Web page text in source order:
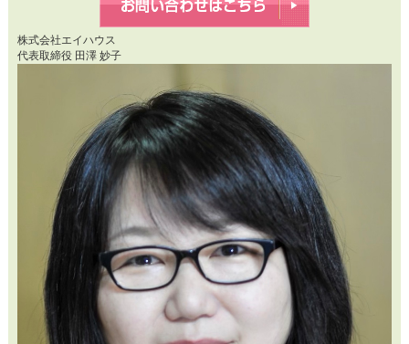
株式会社エイハウス
代表取締役 田澤 妙子